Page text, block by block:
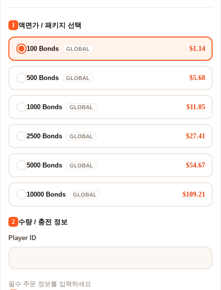
1 액면가 / 패키지 선택
100 Bonds GLOBAL $1.14
500 Bonds GLOBAL $5.68
1000 Bonds GLOBAL $11.05
2500 Bonds GLOBAL $27.41
5000 Bonds GLOBAL $54.67
10000 Bonds GLOBAL $109.21
2 수량 / 충전 정보
Player ID
필수 주문 정보를 입력하세요